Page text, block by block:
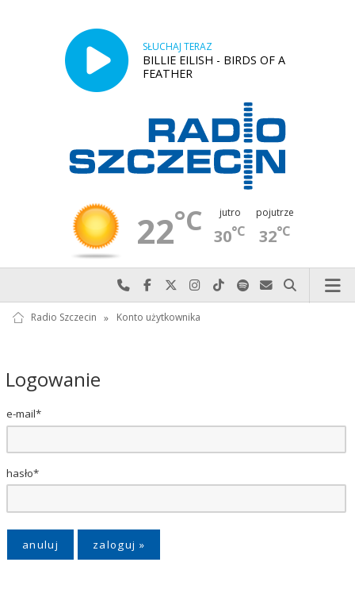
SŁUCHAJ TERAZ
BILLIE EILISH - BIRDS OF A
FEATHER
22°C jutro
30°C
pojutrze
32°C
Najlepiej po prostu do nas zadzwoń
Odwiedź nas na Facebook-u
Odwiedź nas na X
Odwiedź nas na Instagram-ie
Odwiedź nas na TikTok-u
Szukaj nas na Spotify
Wyślij do nas
Szukaj
Radio Szczecin » Konto użytkownika
Logowanie
e-mail*
hasło*
anuluj